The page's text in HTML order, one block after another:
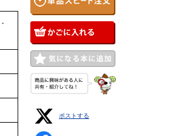
ポストする